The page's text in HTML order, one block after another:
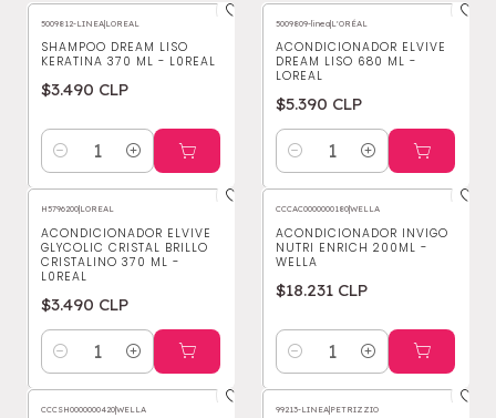
5009812-LINEA|LOREAL
SHAMPOO DREAM LISO
KERATINA 370 ML - L0REAL
$3.490 CLP
Cantidad
5009809-linea|L'ORÉAL
ACONDICIONADOR ELVIVE
DREAM LISO 680 ML -
LOREAL
$5.390 CLP
Cantidad
H5796200|LOREAL
ACONDICIONADOR ELVIVE
GLYCOLIC CRISTAL BRILLO
CRISTALINO 370 ML -
L0REAL
$3.490 CLP
Cantidad
CCCAC0000000180|WELLA
ACONDICIONADOR INVIGO
NUTRI ENRICH 200ML -
WELLA
$18.231 CLP
Cantidad
CCCSH0000000420|WELLA 99213-LINEA|PETRIZZIO